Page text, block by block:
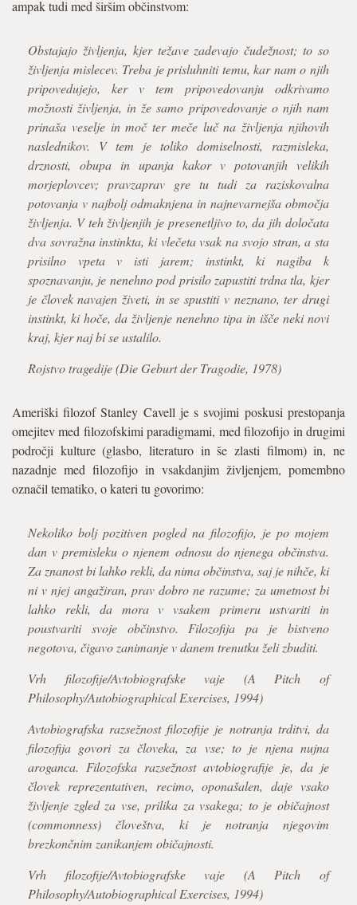
ampak tudi med širšim občinstvom:
Obstajajo življenja, kjer težave zadevajo čudežnost; to so
življenja mislecev. Treba je prisluhniti temu, kar nam o njih
pripovedujejo, ker v tem pripovedovanju odkrivamo
možnosti življenja, in že samo pripovedovanje o njih nam
prinaša veselje in moč ter meče luč na življenja njihovih
naslednikov. V tem je toliko domiselnosti, razmisleka,
drznosti, obupa in upanja kakor v potovanjih velikih
morjeplovcev; pravzaprav gre tu tudi za raziskovalna
potovanja v najbolj odmaknjena in najnevarnejša območja
življenja. V teh življenjih je presenetljivo to, da jih določata
dva sovražna instinkta, ki vlečeta vsak na svojo stran, a sta
prisilno vpeta v isti jarem; instinkt, ki nagiba k
spoznavanju, je nenehno pod prisilo zapustiti trdna tla, kjer
je človek navajen živeti, in se spustiti v neznano, ter drugi
instinkt, ki hoče, da življenje nenehno tipa in išče neki novi
kraj, kjer naj bi se ustalilo.
Rojstvo tragedije (Die Geburt der Tragodie, 1978)
Ameriški filozof Stanley Cavell je s svojimi poskusi prestopanja
omejitev med filozofskimi paradigmami, med filozofijo in drugimi
področji kulture (glasbo, literaturo in še zlasti filmom) in, ne
nazadnje med filozofijo in vsakdanjim življenjem, pomembno
označil tematiko, o kateri tu govorimo:
Nekoliko bolj pozitiven pogled na filozofijo, je po mojem
dan v premisleku o njenem odnosu do njenega občinstva.
Za znanost bi lahko rekli, da nima občinstva, saj je nihče, ki
ni v njej angažiran, prav dobro ne razume; za umetnost bi
lahko rekli, da mora v vsakem primeru ustvariti in
poustvariti svoje občinstvo. Filozofija pa je bistveno
negotova, čigavo zanimanje v danem trenutku želi zbuditi.
Vrh filozofije/Avtobiografske vaje (A Pitch of
Philosophy/Autobiographical Exercises, 1994)
Avtobiografska razsežnost filozofije je notranja trditvi, da
filozofija govori za človeka, za vse; to je njena nujna
aroganca. Filozofska razsežnost avtobiografije je, da je
človek reprezentativen, recimo, oponašalen, daje vsako
življenje zgled za vse, prilika za vsakega; to je običajnost
(commonness) človeštva, ki je notranja njegovim
brezkončnim zanikanjem običajnosti.
Vrh filozofije/Avtobiografske vaje (A Pitch of
Philosophy/Autobiographical Exercises, 1994)